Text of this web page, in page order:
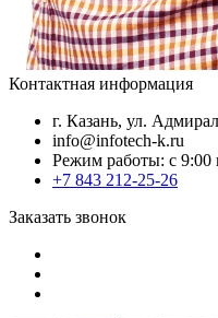
Контактная информация
г. Казань, ул.
info@infotech-k.ru
Режим работы: с
+7 843 212-25-26
Заказать звонок